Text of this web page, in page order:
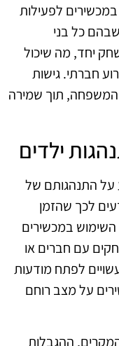
לפעילות
כל בני
יחד, מה שיכול
חברתי. גישות
המשפחה, תוך שמירה
ילדים
על התנהגותם של
לכך שהזמן
במכשירים
עם חברים או
לפתח מודעות
על מצב רוחם
ההגבלות